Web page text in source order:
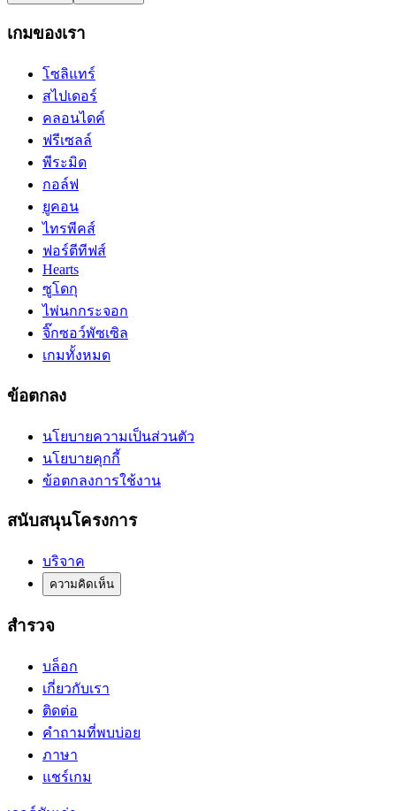
เกมของเรา
โซลิแทร์
สไปเดอร์
คลอนไดค์
ฟรีเซลล์
พีระมิด
กอล์ฟ
ยูคอน
ไทรพีคส์
ฟอร์ตีทีฟส์
Hearts
ซูโดกุ
ไพ่นกกระจอก
จิ๊กซอว์พัซเซิล
เกมทั้งหมด
ข้อตกลง
นโยบายความเป็นส่วนตัว
นโยบายคุกกี้
ข้อตกลงการใช้งาน
สนับสนุนโครงการ
บริจาค
ความคิดเห็น
สำรวจ
บล็อก
เกี่ยวกับเรา
ติดต่อ
คำถามที่พบบ่อย
ภาษา
แชร์เกม